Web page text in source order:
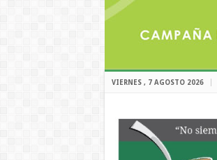
VIERNES , 7 AGOSTO 2026